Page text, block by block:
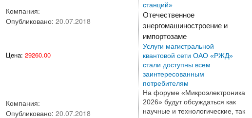
Компания:
Опубликовано:20.07.2018
Цена: 29260.00
Компания:
Опубликовано:20.07.2018
станций»
Отечественное
энергомашиностроение и
импортозаме
Услуги магистральной
квантовой сети ОАО «РЖД»
стали доступны всем
заинтересованным
потребителям
На форуме «Микроэлектроника
2026» будут обсуждаться как
научные и технологические, так